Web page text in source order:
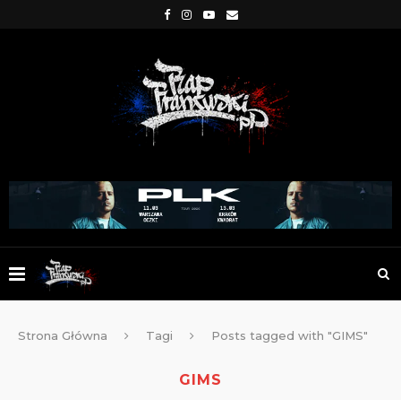
Strona Główna Tagi Posts tagged with "GIMS"
GIMS